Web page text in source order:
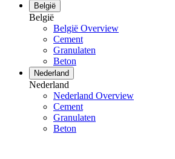
België
België
België Overview
Cement
Granulaten
Beton
Nederland
Nederland
Nederland Overview
Cement
Granulaten
Beton